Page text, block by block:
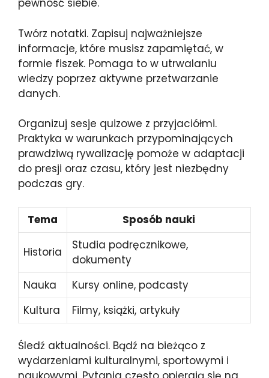
pewność siebie.
Twórz notatki. Zapisuj najważniejsze
informacje, które musisz zapamiętać, w
formie fiszek. Pomaga to w utrwalaniu
wiedzy poprzez aktywne przetwarzanie
danych.
Organizuj sesje quizowe z przyjaciółmi.
Praktyka w warunkach przypominających
prawdziwą rywalizację pomoże w adaptacji
do presji oraz czasu, który jest niezbędny
podczas gry.
Tema Sposób nauki
Historia
Studia podręcznikowe,
dokumenty
Nauka
Kursy online, podcasty
Kultura
Filmy, książki, artykuły
Śledź aktualności. Bądź na bieżąco z
wydarzeniami kulturalnymi, sportowymi i